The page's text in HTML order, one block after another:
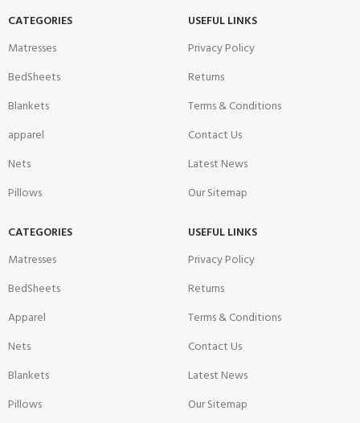
CATEGORIES
Matresses
BedSheets
Blankets
apparel
Nets
Pillows
USEFUL LINKS
Privacy Policy
Returns
Terms & Conditions
Contact Us
Latest News
Our Sitemap
CATEGORIES
Matresses
BedSheets
Apparel
Nets
Blankets
Pillows
USEFUL LINKS
Privacy Policy
Returns
Terms & Conditions
Contact Us
Latest News
Our Sitemap